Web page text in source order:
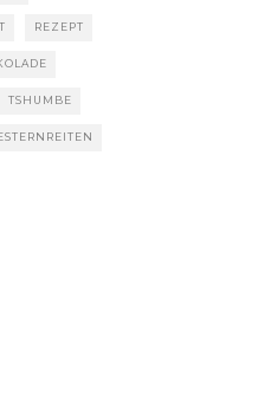
REZEPT
TSHUMBE